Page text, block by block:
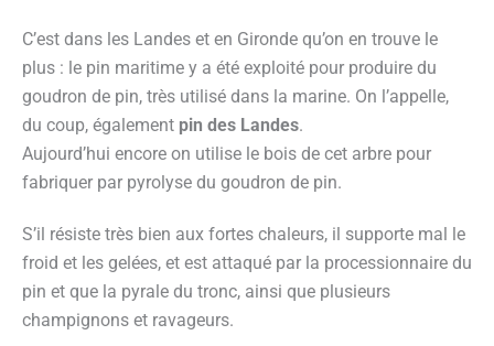
C’est dans les Landes et en Gironde qu’on en trouve le
plus : le pin maritime y a été exploité pour produire du
goudron de pin, très utilisé dans la marine. On l’appelle,
du coup, également pin des Landes.
Aujourd’hui encore on utilise le bois de cet arbre pour
fabriquer par pyrolyse du goudron de pin.
S’il résiste très bien aux fortes chaleurs, il supporte mal le
froid et les gelées, et est attaqué par la processionnaire du
pin et que la pyrale du tronc, ainsi que plusieurs
champignons et ravageurs.